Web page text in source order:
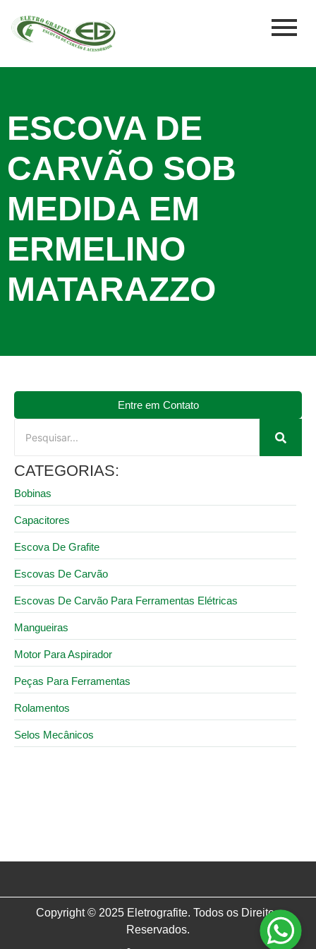
ESCOVA DE
CARVÃO SOB
MEDIDA EM
ERMELINO
MATARAZZO
Entre em Contato
CATEGORIAS:
Bobinas
Capacitores
Escova De Grafite
Escovas De Carvão
Escovas De Carvão Para Ferramentas Elétricas
Mangueiras
Motor Para Aspirador
Peças Para Ferramentas
Rolamentos
Selos Mecânicos
Copyright © 2025 Eletrografite. Todos os Direitos
Reservados.